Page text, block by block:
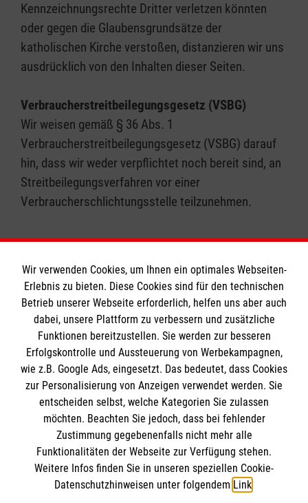
Kennzeichnungsrechte Dritter verletzen könnten
oder gegen die Glaubensgrundsätze der
katholischen Kirche verstoßen, distanzieren wir uns
ausdrücklich von den Inhalten dieser Seiten.
Verbraucherstreitbeilegungsgesetz (VSBG)
Wir weisen gemäß § 36 Abs. 1
Verbraucherstreitbeilegungsgesetz (VSBG) darauf
hin, dass wir weder verpflichtet noch bereit sind, an
Streitbeilegungsverfahren vor einer
Verbraucherschlichtungsstelle teilzunehmen.
Informationen
Impressum
Datenschutz
Barrierefreiheit
Kontakt
Die Malteser
Malteser in Deutschland
Malteserorden
Sharepoint
Spendenkonto
Wir verwenden Cookies, um Ihnen ein optimales Webseiten-
Erlebnis zu bieten. Diese Cookies sind für den technischen
Betrieb unserer Webseite erforderlich, helfen uns aber auch
dabei, unsere Plattform zu verbessern und zusätzliche
Funktionen bereitzustellen. Sie werden zur besseren
Erfolgskontrolle und Aussteuerung von Werbekampagnen,
wie z.B. Google Ads, eingesetzt. Das bedeutet, dass Cookies
zur Personalisierung von Anzeigen verwendet werden. Sie
entscheiden selbst, welche Kategorien Sie zulassen
möchten. Beachten Sie jedoch, dass bei fehlender
Zustimmung gegebenenfalls nicht mehr alle
Funktionalitäten der Webseite zur Verfügung stehen.
Weitere Infos finden Sie in unseren speziellen Cookie-
Datenschutzhinweisen unter folgendem Link.